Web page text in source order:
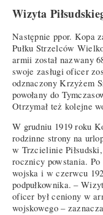
Wizyta
Następnie ppor. Kopa
Pułku Strzelców
armii został nazwany
swoje zasługi oficer
odznaczony Krzyżem
powołany do
Otrzymał też kolejne
W grudniu 1919 roku
rodzinne strony na
w Trzcielinie
rocznicy powstania.
wojska i w czerwcu
podpułkownika. –
oficer był ceniony w
wojskowego –